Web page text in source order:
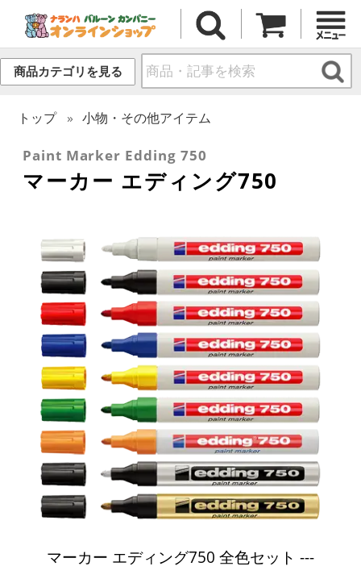
商品カテゴリを見る
トップ 小物・その他アイテム
Paint Marker Edding 750
マーカー エディング750
マーカー エディング750 全色セット ---